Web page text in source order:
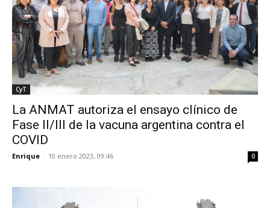
CyT
La ANMAT autoriza el ensayo clínico de
Fase II/III de la vacuna argentina contra el
COVID
Enrique - 10 enero 2023, 09:46 0